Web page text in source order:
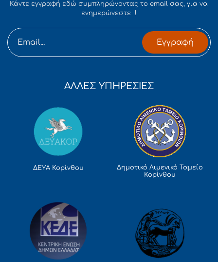
Κάντε εγγραφή εδώ συμπληρώνοντας το email σας, για να
ενημερώνεστε !
Εγγραφή
ΑΛΛΕΣ ΥΠΗΡΕΣΙΕΣ
ΔΕΥΑ Κορίνθου
Δημοτικό Λιμενικό Ταμείο
Κορίνθου